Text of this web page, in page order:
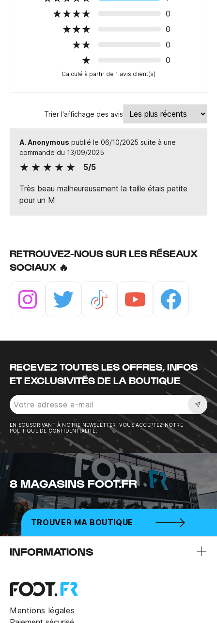
0
0
0
0
Calculé à partir de 1 avis client(s)
Trier l'affichage des avis
A. Anonymous publié le 06/10/2025 suite à une
commande du 13/09/2025
5/5
Très beau malheureusement la taille étais petite
pour un M
RETROUVEZ-NOUS SUR LES RÉSEAUX
SOCIAUX 🔥
RECEVEZ TOUTES LES OFFRES, INFOS
ET EXCLUSIVITÉS DE LA BOUTIQUE
EN SOUSCRIVANT À NOTRE NEWSLETTER, VOUS ACCEPTEZ NOTRE
POLITIQUE DE CONFIDENTIALITÉ.
8 MAGASINS FOOT.FR
TROUVER MA BOUTIQUE
INFORMATIONS
Mentions légales